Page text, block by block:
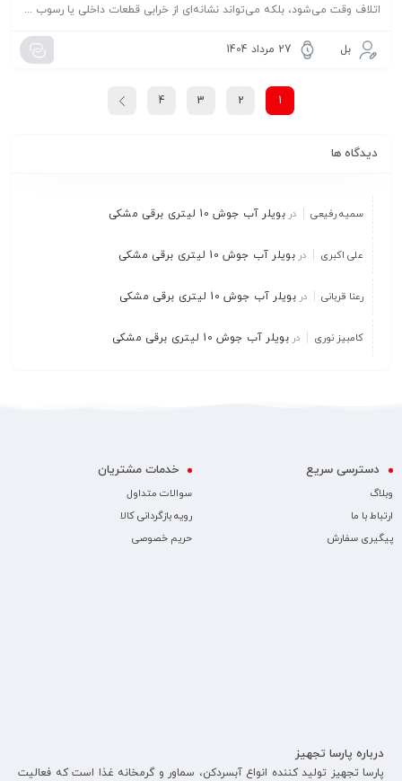
اتلاف وقت می‌شود، بلکه می‌تواند نشانه‌ای از خرابی قطعات داخلی یا رسوب ...
بل 27 مرداد 1404
1
2
3
4
دیدگاه ها
سمیه رفیعی در بویلر آب جوش 10 لیتری برقی مشکی
علی اکبری در بویلر آب جوش 10 لیتری برقی مشکی
رعنا قربانی در بویلر آب جوش 10 لیتری برقی مشکی
کامبیز نوری در بویلر آب جوش 10 لیتری برقی مشکی
دسترسی سریع
وبلاگ
ارتباط با ما
پیگیری سفارش
خدمات مشتریان
سوالات متداول
رویه بازگردانی کالا
حریم خصوصی
درباره پارسا تجهیز
پارسا تجهیز تولید کننده انواع آبسردکن، سماور و گرمخانه غذا است که فعالیت